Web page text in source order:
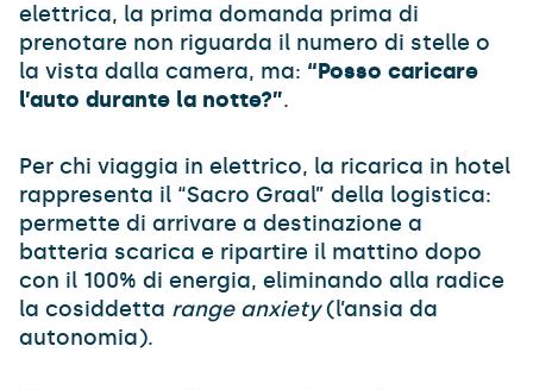
elettrica, la prima domanda prima di
prenotare non riguarda il numero di stelle o
la vista dalla camera, ma: “Posso caricare
l’auto durante la notte?”.
Per chi viaggia in elettrico, la ricarica in hotel
rappresenta il “Sacro Graal” della logistica:
permette di arrivare a destinazione a
batteria scarica e ripartire il mattino dopo
con il 100% di energia, eliminando alla radice
la cosiddetta range anxiety(l’ansia da
autonomia).